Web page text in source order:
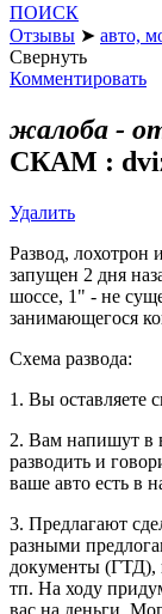
ПОИСК
Отзывы ➤ авто,
Свернуть
Комментировать
жалоба -
СКАМ :
Удалить
Развод,
запущен 2 дня
шоссе, 1" - не
занимающегося
Схема развода:
1. Вы оставляете
2. Вам напишут в
разводить и
ваше авто есть в
3. Предлагают
разными
документы (ГТД),
тп. На ходу
вас на деньги.